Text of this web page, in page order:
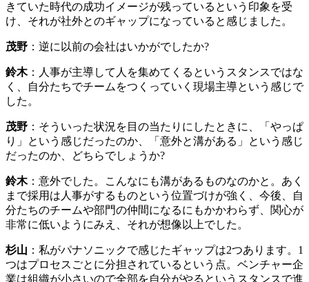
きていた時代の成功イメージが残っているという印象を受
け、それが社外とのギャップになっていると感じました。
茂野 ：逆に以前の会社はいかがでしたか?
鈴木：人事が主導して人を集めてくるというスタンスではな
く、自分たちでチームをつくっていく現場主導という感じで
した。
茂野 ：そういった状況を目の当たりにしたときに、「やっぱ
り」という感じだったのか、「意外と溝がある」という感じ
だったのか、どちらでしょうか?
鈴木：意外でした。こんなにも溝があるものなのかと。あく
まで採用は人事がするものという位置づけが強く、今後、自
分たちのチームや部門の仲間になるにもかかわらず、関心が
非常に低いようにみえ、それが想像以上でした。
杉山 ：私がパナソニックで感じたギャップは2つあります。1
つはプロセスごとに分担されているという点。ベンチャー企
業は組織が小さいので全部を自分がやるというスタンスで進